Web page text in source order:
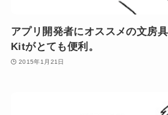
アプリ開発者にオススメの文房
Kitがとても便利。
2015年1月21日